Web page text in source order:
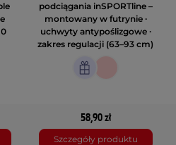
podciągania inSPORTline –
montowany w futrynie ∙
uchwyty antypoślizgowe ∙
zakres regulacji (63–93 cm)
58,90 zł
Szczegóły produktu